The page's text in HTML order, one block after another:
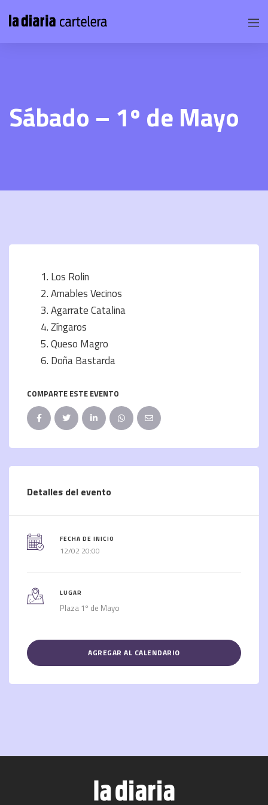
Sábado – 1º de Mayo
Los Rolin
Amables Vecinos
Agarrate Catalina
Zíngaros
Queso Magro
Doña Bastarda
COMPARTE ESTE EVENTO
Detalles del evento
FECHA DE INICIO
12/02 20:00
LUGAR
Plaza 1º de Mayo
AGREGAR AL CALENDARIO